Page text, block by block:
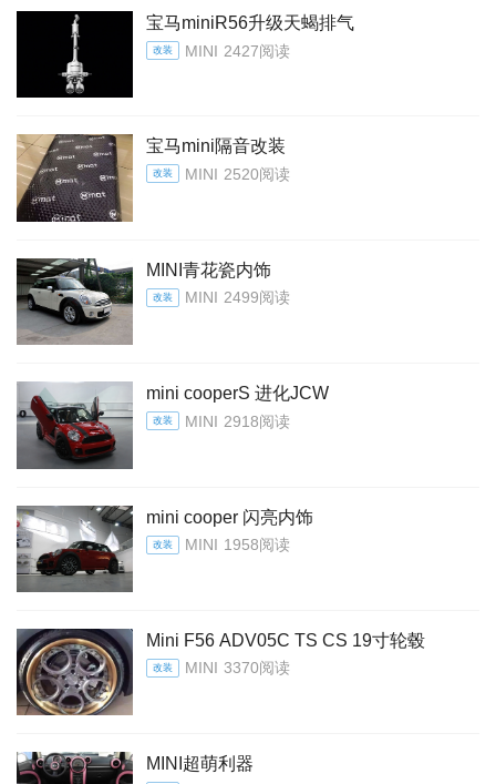
宝马miniR56升级天蝎排气
改装 MINI 2427阅读
宝马mini隔音改装
改装 MINI 2520阅读
MINI青花瓷内饰
改装 MINI 2499阅读
mini cooperS 进化JCW
改装 MINI 2918阅读
mini cooper 闪亮内饰
改装 MINI 1958阅读
Mini F56 ADV05C TS CS 19寸轮毂
改装 MINI 3370阅读
MINI超萌利器